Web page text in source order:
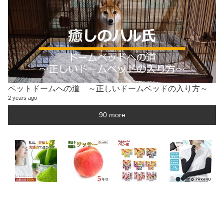
ペットドームへの道 ～正しいドームベッドの入り方～
2 years ago
90 more